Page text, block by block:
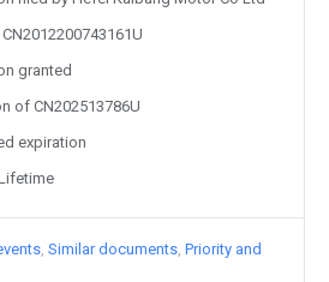
granted
of CN202513786U
expiration
Similar documents Priority and